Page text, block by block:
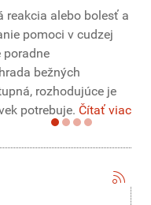
reakcia alebo bolesť a
pomoci v cudzej
poradne
bežných
rozhodujúce je
potrebuje. Čítať viac